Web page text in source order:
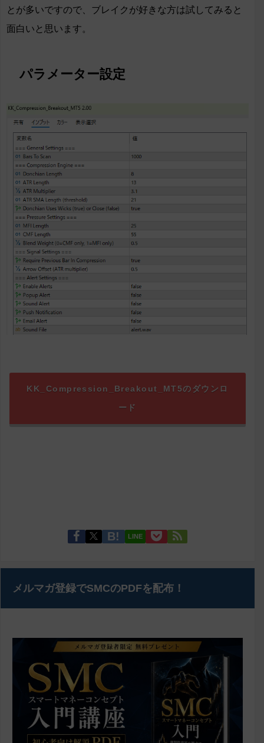
とが多いですので、ブレイクが好きな方は試してみると
面白いと思います。
パラメーター設定
KK_Compression_Breakout_MT5のダウンロ
ード
LINE
メルマガ登録でSMCのPDFを配布！